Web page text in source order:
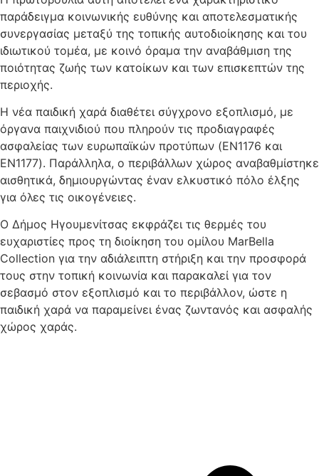
παράδειγμα κοινωνικής ευθύνης και αποτελεσματικής
συνεργασίας μεταξύ της τοπικής αυτοδιοίκησης και του
ιδιωτικού τομέα, με κοινό όραμα την αναβάθμιση της
ποιότητας ζωής των κατοίκων και των επισκεπτών της
περιοχής.
Η νέα παιδική χαρά διαθέτει σύγχρονο εξοπλισμό, με
όργανα παιχνιδιού που πληρούν τις προδιαγραφές
ασφαλείας των ευρωπαϊκών προτύπων (EN1176 και
EN1177). Παράλληλα, ο περιβάλλων χώρος αναβαθμίστηκε
αισθητικά, δημιουργώντας έναν ελκυστικό πόλο έλξης
για όλες τις οικογένειες.
Ο Δήμος Ηγουμενίτσας εκφράζει τις θερμές του
ευχαριστίες προς τη διοίκηση του ομίλου MarBella
Collection για την αδιάλειπτη στήριξη και την προσφορά
τους στην τοπική κοινωνία και παρακαλεί για τον
σεβασμό στον εξοπλισμό και το περιβάλλον, ώστε η
παιδική χαρά να παραμείνει ένας ζωντανός και ασφαλής
χώρος χαράς.